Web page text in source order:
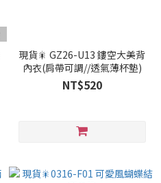
現貨🎇 GZ26-U13 鏤空大美背
內衣(肩帶可調//透氣薄杯墊)
NT$520